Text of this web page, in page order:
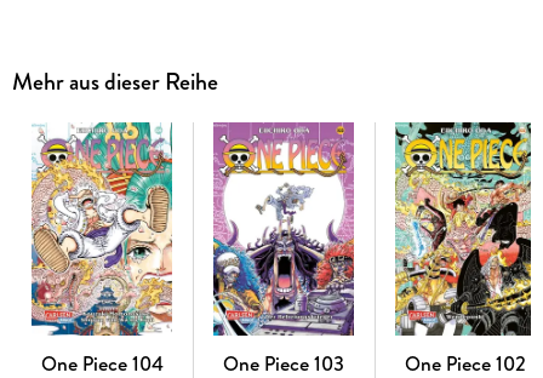
Die Geschichte von Ruffy und seinen Freunden ist ein
Freundschaft und Humor. Mit über 600 Millionen verkauften
Exemplaren weltweit ist One Piece die erfolgreichste
Mangaserie aller Zeiten!
Für Fans von Naruto, Dragon Ball, My Hero Academia und
Fairy Tail!
Weitere Infos:
Mehr aus dieser Reihe
One Piece 104
One Piece 103
One Piece 102